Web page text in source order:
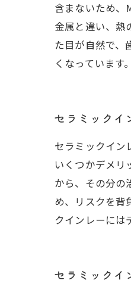
含まないため、
金属と違い、熱
た目が自然で、
くなっています
セラミックイ
セラミックイン
いくつかデメリ
から、その分の
め、リスクを背
クインレーには
セラミックイ